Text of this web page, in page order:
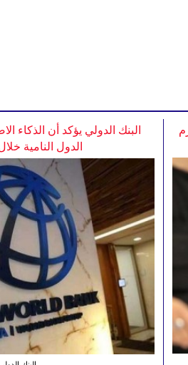
البنك الدولي يؤكد أن الذكاء
الدول النامية